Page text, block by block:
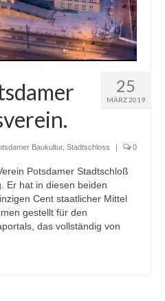
25
MÄRZ 2019
Baukultur, Stadtschloss | 0
Potsdamer Stadtschloß
Er hat in diesen beiden
Cent staatlicher Mittel
gestellt für den
das vollständig von